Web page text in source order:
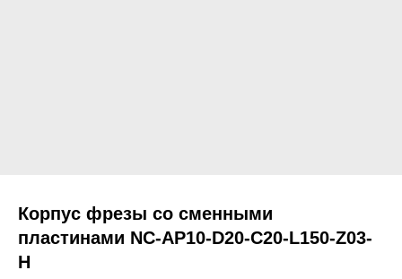
Корпус фрезы со сменными
пластинами NC-AP10-D20-C20-L150-Z03-
H